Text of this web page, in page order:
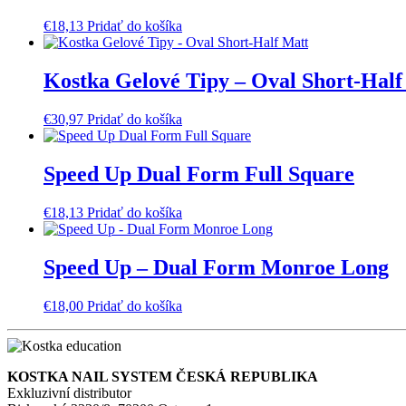
€18,13 Pridať do košíka
Kostka Gelové Tipy – Oval Short-
€30,97 Pridať do košíka
Speed Up Dual Form Full Square
€18,13 Pridať do košíka
Speed Up – Dual Form Monroe Long
€18,00 Pridať do košíka
KOSTKA NAIL SYSTEM ČESKÁ REPUBLIKA
Exkluzivní distributor